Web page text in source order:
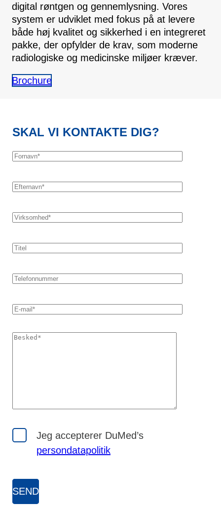
digital røntgen og gennemlysning. Vores
system er udviklet med fokus på at levere
både høj kvalitet og sikkerhed i en integreret
pakke, der opfylder de krav, som moderne
radiologiske og medicinske miljøer kræver.
Brochure
SKAL VI KONTAKTE DIG?
Jeg accepterer DuMed’s
persondatapolitik